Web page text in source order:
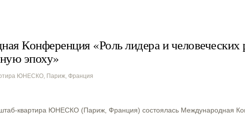
Конференция «Роль лидера и человеческих
эпоху»
ЮНЕСКО, Париж, Франция
квартира ЮНЕСКО (Париж, Франция) состоялась Международная